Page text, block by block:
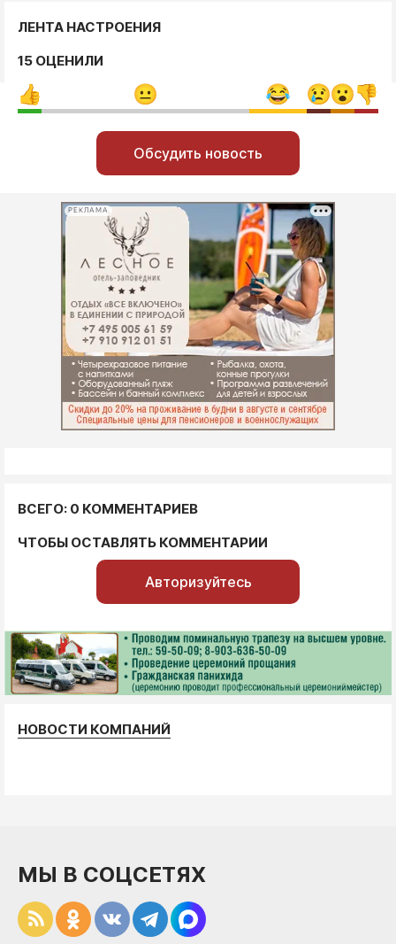
ЛЕНТА НАСТРОЕНИЯ
15 ОЦЕНИЛИ
Обсудить новость
РЕКЛАМА
ВСЕГО: 0 КОММЕНТАРИЕВ
ЧТОБЫ ОСТАВЛЯТЬ КОММЕНТАРИИ
Авторизуйтесь
НОВОСТИ КОМПАНИЙ
МЫ В СОЦСЕТЯХ